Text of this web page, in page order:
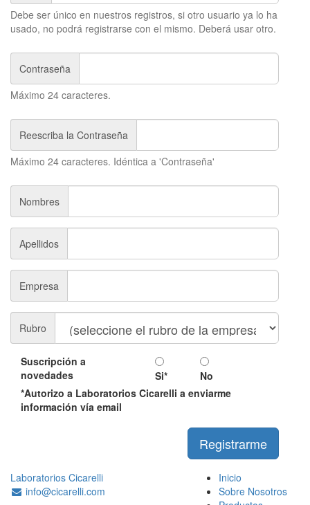
Debe ser único en nuestros registros, si otro usuario ya lo ha
usado, no podrá registrarse con el mismo. Deberá usar otro.
Contraseña
Máximo 24 caracteres.
Reescriba la Contraseña
Máximo 24 caracteres. Idéntica a 'Contraseña'
Nombres
Apellidos
Empresa
Rubro
Suscripción a
novedades
Si*
No
*Autorizo a Laboratorios Cicarelli a enviarme
información vía email
Registrarme
Laboratorios Cicarelli
info@cicarelli.com
Inicio
Sobre Nosotros